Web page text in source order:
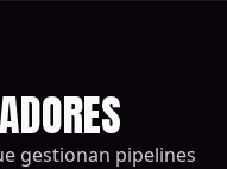
gestionan pipelines